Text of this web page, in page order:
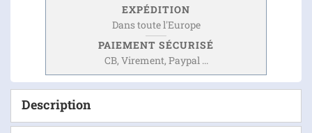
EXPÉDITION
Dans toute l'Europe
PAIEMENT SÉCURISÉ
CB, Virement, Paypal ...
Description